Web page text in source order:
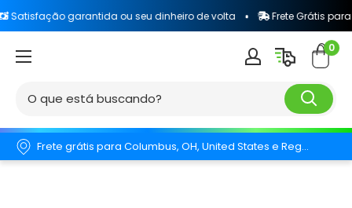
garantida ou seu dinheiro de volta Frete Grátis para todo o
0
Frete grátis para Columbus, OH, United States e Região.